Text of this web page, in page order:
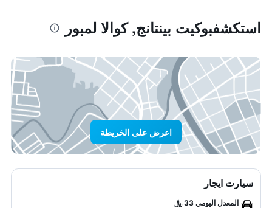
استكشفبوكيت بينتانج, كوالا لمبور
اعرض على الخريطة
سيارت ايجار
المعدل اليومي 33 ﷼